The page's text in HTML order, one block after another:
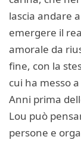
lascia andare
emergere il
amorale da
fine, con la
cui ha messo
Anni prima
Lou può
persone e